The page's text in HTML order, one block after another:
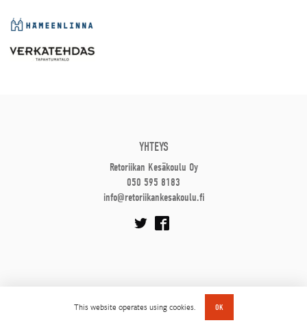
This website operates using cookies. OK
YHTEYS
Retoriikan Kesäkoulu Oy
050 595 8183
info@retoriikankesakoulu.fi